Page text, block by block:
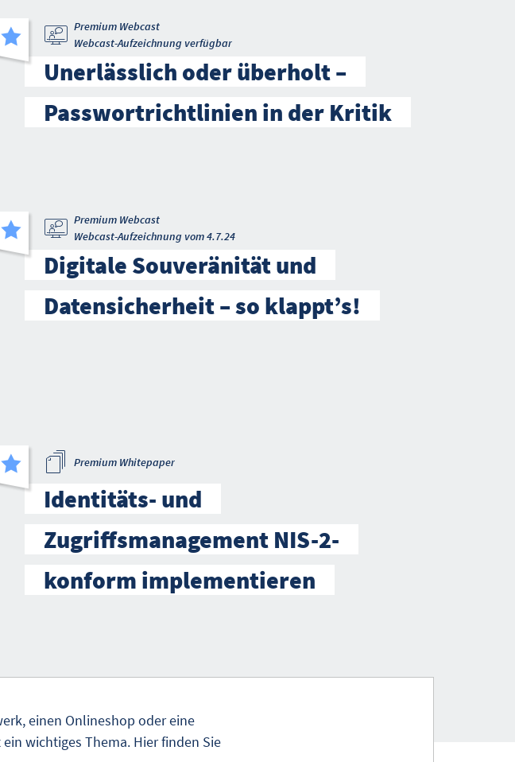
Premium Webcast
Webcast-Aufzeichnung verfügbar
Unerlässlich oder überholt –
Passwortrichtlinien in der Kritik
Premium Webcast
Webcast-Aufzeichnung vom 4.7.24
Digitale Souveränität und
Datensicherheit – so klappt’s!
Premium Whitepaper
Identitäts- und
Zugriffsmanagement NIS-2-
konform implementieren
einen Onlineshop oder eine
wichtiges Thema. Hier finden Sie